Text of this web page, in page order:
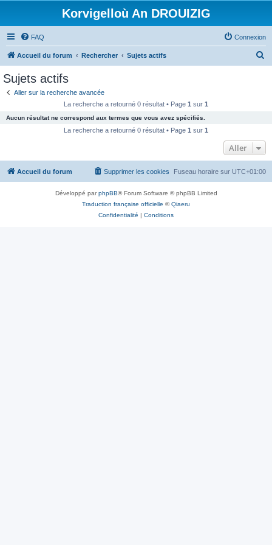
Korvigelloù An DROUIZIG
FAQ Connexion
Accueil du forum Rechercher Sujets actifs
c
e
Sujets actifs
Aller sur la recherche avancée
La recherche a retourné 0 résultat • Page 1 sur 1
Aucun résultat ne correspond aux termes que vous avez spécifiés.
La recherche a retourné 0 résultat • Page 1 sur 1
Aller
Accueil du forum Fuseau horaire sur UTC+01:00
Supprimer les cookies
Développé parphpBB® Forum Software © phpBB Limited
Traduction française officielle ©Qiaeru
Confidentialité | Conditions